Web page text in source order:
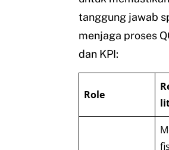
tanggung jawab
menjaga proses
dan KPI:
Role